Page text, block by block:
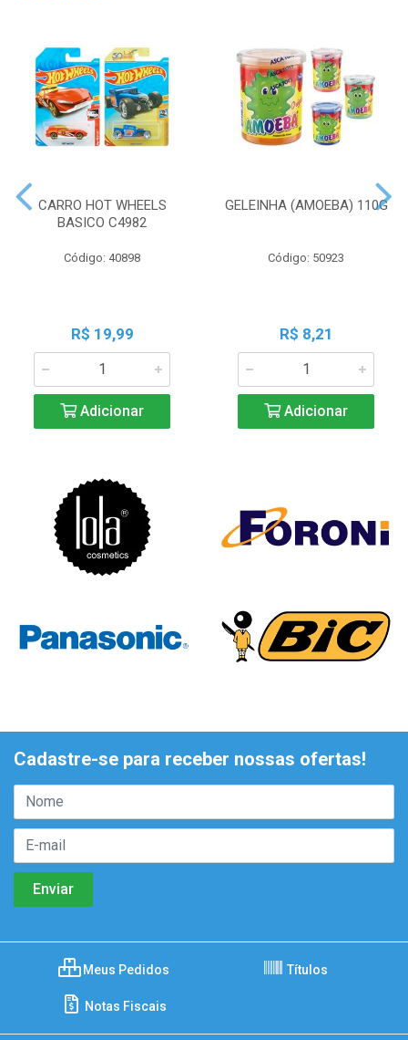
CARRO HOT WHEELS
BASICO C4982
Código: 40898
R$ 19,99
Adicionar
GELEINHA (AMOEBA) 110G
Código: 50923
R$ 8,21
Adicionar
Cadastre-se para receber nossas ofertas!
Meus Pedidos Títulos
Notas Fiscais